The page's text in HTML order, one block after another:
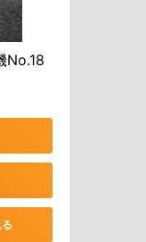
No.18